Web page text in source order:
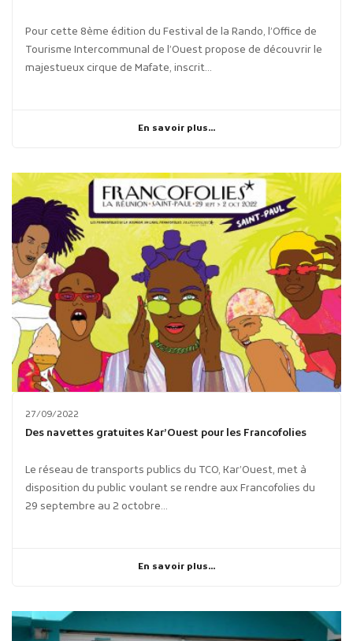
Pour cette 8ème édition du Festival de la Rando, l’Office de
Tourisme Intercommunal de l’Ouest propose de découvrir le
majestueux cirque de Mafate, inscrit...
En savoir plus...
27/09/2022
Des navettes gratuites Kar’Ouest pour les Francofolies
Le réseau de transports publics du TCO, Kar’Ouest, met à
disposition du public voulant se rendre aux Francofolies du
29 septembre au 2 octobre...
En savoir plus...